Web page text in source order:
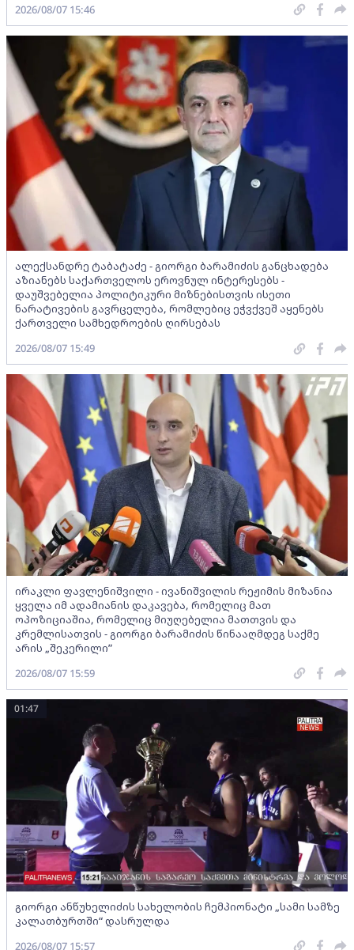
2026/08/07 15:46
ალექსანდრე ტაბატაძე - გიორგი ბარამიძის განცხადება
აზიანებს საქართველოს ეროვნულ ინტერესებს -
დაუშვებელია პოლიტიკური მიზნებისთვის ისეთი
ნარატივების გავრცელება, რომლებიც ეჭვქვეშ აყენებს
ქართველი სამხედროების ღირსებას
2026/08/07 15:49
ირაკლი ფავლენიშვილი - ივანიშვილის რეჟიმის მიზანია
ყველა იმ ადამიანის დაკავება, რომელიც მათ
ოპოზიციაშია, რომელიც მიუღებელია მათთვის და
კრემლისათვის - გიორგი ბარამიძის წინააღმდეგ საქმე
არის „შეკერილი”
2026/08/07 15:59
გიორგი ანწუხელიძის სახელობის ჩემპიონატი „სამი სამზე
კალათბურთში“ დასრულდა
01:47
2026/08/07 15:57